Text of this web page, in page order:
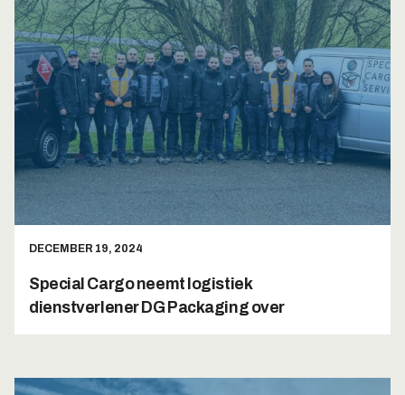
DECEMBER 19, 2024
Special Cargo neemt logistiek
dienstverlener DG Packaging over